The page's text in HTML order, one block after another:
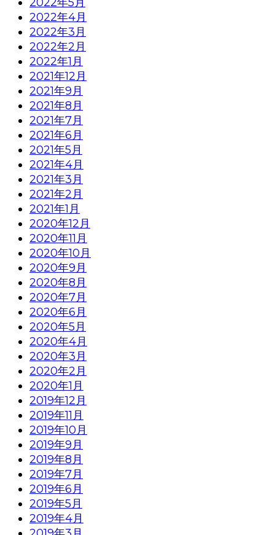
2022年5月
2022年4月
2022年3月
2022年2月
2022年1月
2021年12月
2021年9月
2021年8月
2021年7月
2021年6月
2021年5月
2021年4月
2021年3月
2021年2月
2021年1月
2020年12月
2020年11月
2020年10月
2020年9月
2020年8月
2020年7月
2020年6月
2020年5月
2020年4月
2020年3月
2020年2月
2020年1月
2019年12月
2019年11月
2019年10月
2019年9月
2019年8月
2019年7月
2019年6月
2019年5月
2019年4月